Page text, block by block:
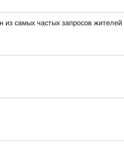
самых частых запросов жителей